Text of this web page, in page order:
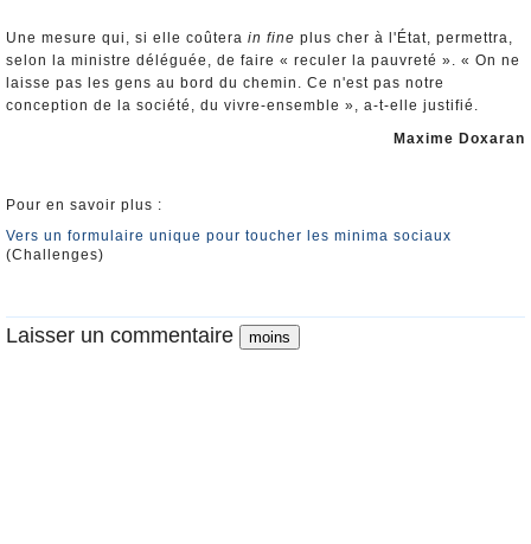
Une mesure qui, si elle coûtera in fine plus cher à l'État, permettra,
selon la ministre déléguée, de faire « reculer la pauvreté ». « On ne
laisse pas les gens au bord du chemin. Ce n'est pas notre
conception de la société, du vivre-ensemble », a-t-elle justifié.
Maxime Doxaran
Pour en savoir plus :
Vers un formulaire unique pour toucher les minima sociaux
(Challenges)
Laisser un commentaire